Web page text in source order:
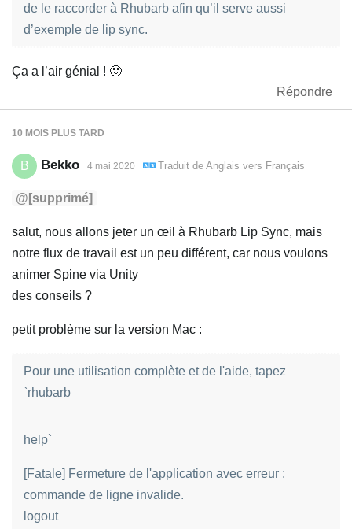
de le raccorder à Rhubarb afin qu’il serve aussi
d’exemple de lip sync.
Ça a l’air génial ! 🙂
Répondre
10 MOIS PLUS TARD
B Bekko 4 mai 2020 Traduit de Anglais vers Français
@[supprimé]
salut, nous allons jeter un œil à Rhubarb Lip Sync, mais
notre flux de travail est un peu différent, car nous voulons
animer Spine via Unity
des conseils ?
petit problème sur la version Mac :
Pour une utilisation complète et de l'aide, tapez
`rhubarb
help`
[Fatale] Fermeture de l'application avec erreur :
commande de ligne invalide.
logout